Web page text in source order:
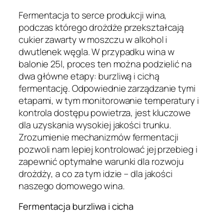
Fermentacja to serce produkcji wina,
podczas którego drożdże przekształcają
cukier zawarty w moszczu w alkohol i
dwutlenek węgla. W przypadku wina w
balonie 25l, proces ten można podzielić na
dwa główne etapy: burzliwą i cichą
fermentację. Odpowiednie zarządzanie tymi
etapami, w tym monitorowanie temperatury i
kontrola dostępu powietrza, jest kluczowe
dla uzyskania wysokiej jakości trunku.
Zrozumienie mechanizmów fermentacji
pozwoli nam lepiej kontrolować jej przebieg i
zapewnić optymalne warunki dla rozwoju
drożdży, a co za tym idzie – dla jakości
naszego domowego wina.
Fermentacja burzliwa i cicha